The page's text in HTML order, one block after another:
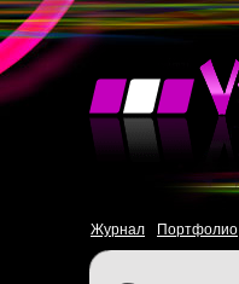
Журнал Портфолио